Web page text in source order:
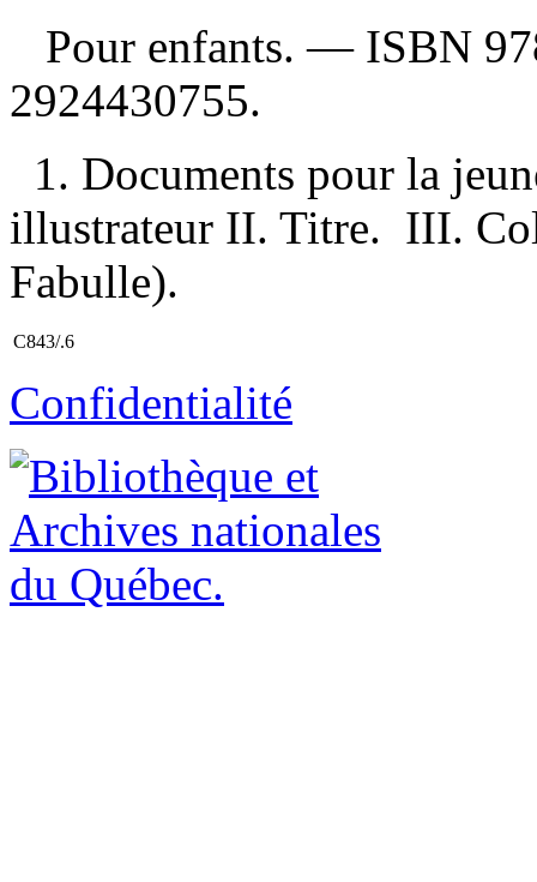
Pour enfants. — ISBN
2924430755.
1. Documents pour la
illustrateur II. Titre. III.
Fabulle).
C843/.6
Confidentialité